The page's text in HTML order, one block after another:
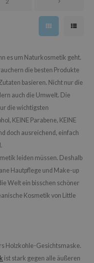
es um Naturkosmetik geht.
die besten Produkte
basieren. Nicht nur die
auch die Umwelt. Die
die wichtigsten
KEINE Parabene, KEINE
doch ausreichend, einfach
leiden müssen. Deshalb
Hautpflege und Make-up
Welt ein bisschen schöner
Kosmetik von Little
Holzkohle-Gesichtsmaske.
ist stark gegen alle äußeren